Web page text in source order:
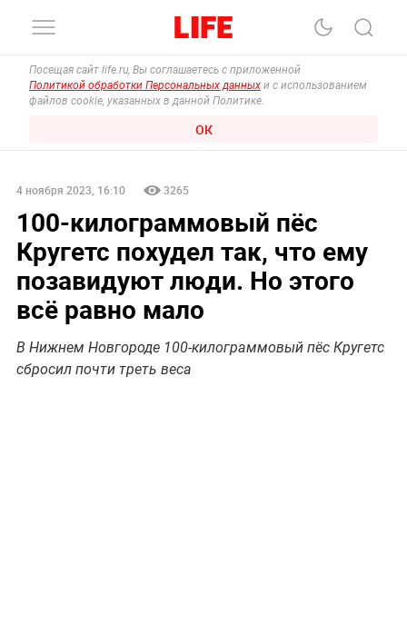
Посещая сайт life.ru, Вы соглашаетесь с приложенной
Политикой обработки Персональных данных и с использованием
файлов cookie, указанных в данной Политике.
ОК
4 ноября 2023, 16:10 3265
100-килограммовый пёс
Кругетс похудел так, что ему
позавидуют люди. Но этого
всё равно мало
В Нижнем Новгороде 100-килограммовый пёс Кругетс
сбросил почти треть веса